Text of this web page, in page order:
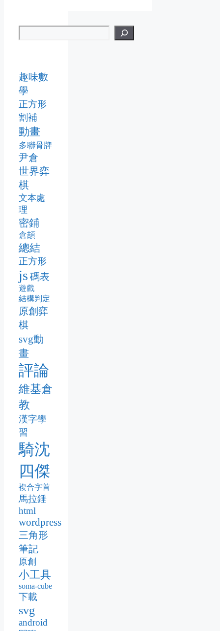
趣味數
學
正方形
割補
動畫
多聯骨牌
尹倉
世界弈
棋
文本處
理
密鋪
倉頡
總結
正方形
js 碼表
遊戲
結構判定
原創弈
棋
svg動
畫
評論
維基倉
教
漢字學
習
騎沈
四傑
複合字首
馬拉錘
html
wordpress
三角形
筆記
原創
小工具
soma-cube
下載
svg
android